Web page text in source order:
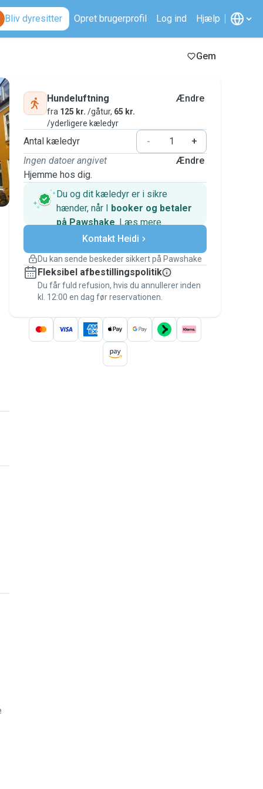
Bliv dyresitter Opret brugerprofil Log ind Hjælp
Gem
Hundeluftning
fra 125 kr. /gåtur, 65 kr.
/yderligere kæledyr
Ændre
Antal kæledyr -
+
Ingen datoer angivet
Hjemme hos dig.
Ændre
Du og dit kæledyr er i sikre
hænder, når I booker og betaler
på Pawshake. Læs mere
Sikre betalinger
Support, hvis planerne ændrer
Dækkede bookinger
Hold alt på Pawshake – fra den første
besked til betalingen – for at være dækket
af Pawshake-garantien.
Kontakt Heidi
Du kan sende beskeder sikkert på Pawshake
Fleksibel afbestillingspolitik
Du får fuld refusion, hvis du annullerer inden
kl. 12:00 en dag før reservationen.